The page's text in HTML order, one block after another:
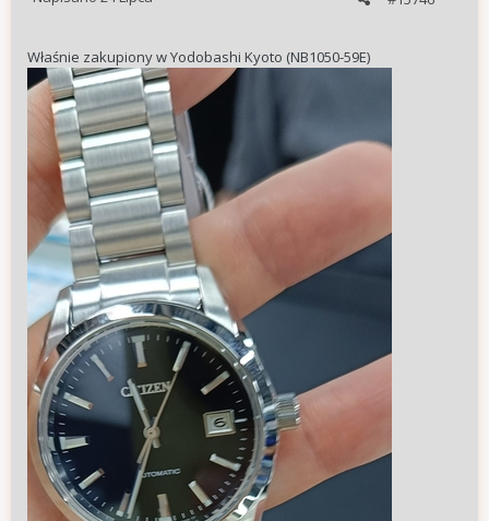
Właśnie zakupiony w Yodobashi Kyoto (NB1050-59E)